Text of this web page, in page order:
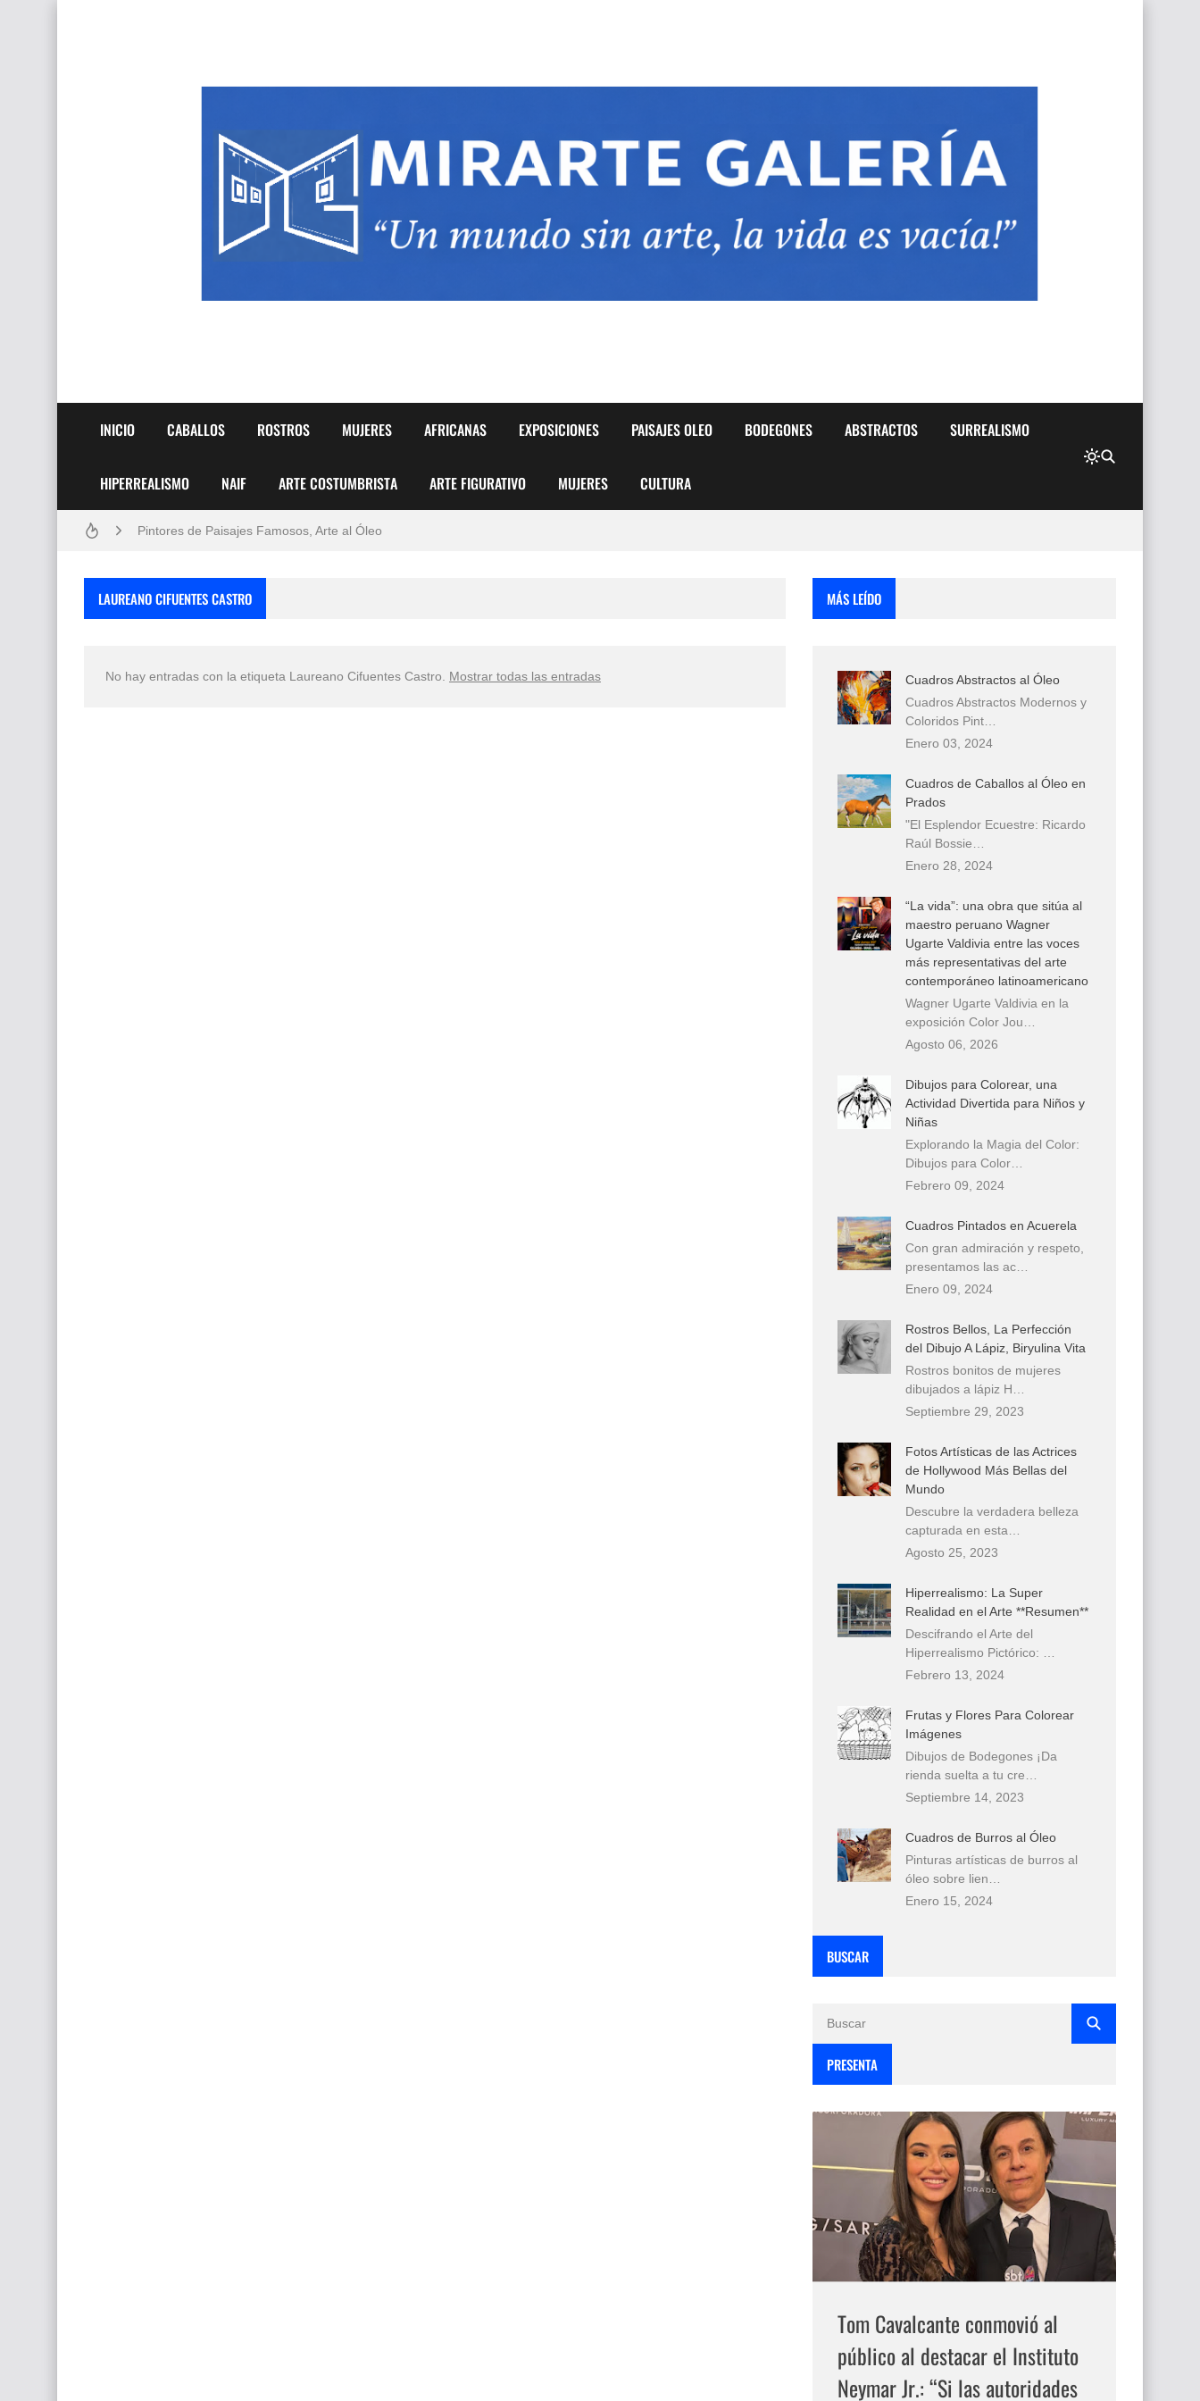
INICIO CABALLOS ROSTROS MUJERES AFRICANAS EXPOSICIONES PAISAJES OLEO BODEGONES ABSTRACTOS SURREALISMO
HIPERREALISMO NAIF ARTE COSTUMBRISTA ARTE FIGURATIVO MUJERES CULTURA
Frutas y Flores Para Colorear Imágenes
Pintores de Paisajes Famosos, Arte al Óleo
LAUREANO CIFUENTES CASTRO
No hay entradas con la etiqueta Laureano Cifuentes Castro Mostrar todas las entradas
MÁS LEÍDO
Cuadros Abstractos al Óleo
Cuadros Abstractos Modernos y
Coloridos Pint…
Enero 03, 2024
Cuadros de Caballos al Óleo en
Prados
"El Esplendor Ecuestre: Ricardo
Raúl Bossie…
Enero 28, 2024
“La vida”: una obra que sitúa al
maestro peruano Wagner
Ugarte Valdivia entre las voces
más representativas del arte
contemporáneo latinoamericano
Wagner Ugarte Valdivia en la
exposición Color Jou…
Agosto 06, 2026
Dibujos para Colorear, una
Actividad Divertida para Niños y
Niñas
Explorando la Magia del Color:
Dibujos para Color…
Febrero 09, 2024
Cuadros Pintados en Acuerela
Con gran admiración y respeto,
presentamos las ac…
Enero 09, 2024
Rostros Bellos, La Perfección
del Dibujo A Lápiz, Biryulina Vita
Rostros bonitos de mujeres
dibujados a lápiz H…
Septiembre 29, 2023
Fotos Artísticas de las Actrices
de Hollywood Más Bellas del
Mundo
Descubre la verdadera belleza
capturada en esta…
Agosto 25, 2023
Hiperrealismo: La Super
Realidad en el Arte **Resumen**
Descifrando el Arte del
Hiperrealismo Pictórico: …
Febrero 13, 2024
Frutas y Flores Para Colorear
Imágenes
Dibujos de Bodegones ¡Da
rienda suelta a tu cre…
Septiembre 14, 2023
Cuadros de Burros al Óleo
Pinturas artísticas de burros al
óleo sobre lien…
Enero 15, 2024
BUSCAR
PRESENTA
Tom Cavalcante conmovió al
público al destacar el Instituto
Neymar Jr.: “Si las autoridades